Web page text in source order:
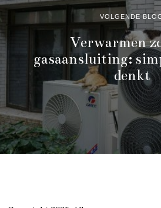
VOLGENDE
Verwarmen
gasaansluiting:
denkt